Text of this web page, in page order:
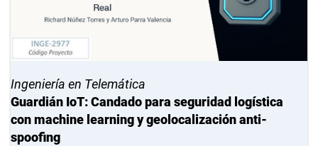
Ingeniería en Telemática
Guardián IoT: Candado para seguridad logística
con machine learning y geolocalización anti-
spoofing